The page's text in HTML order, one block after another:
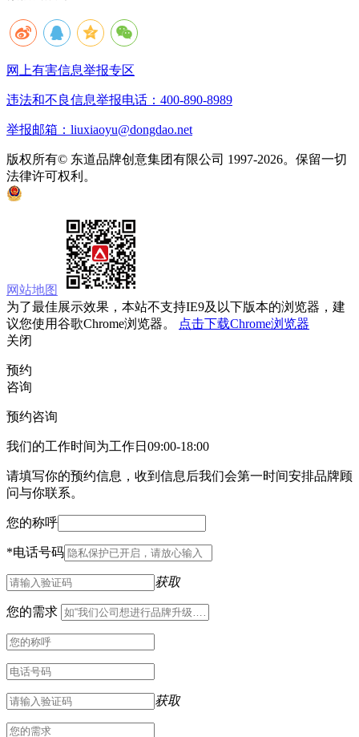
网上有害信息举报专区
违法和不良信息举报电话：400-890-8989
举报邮箱：liuxiaoyu@dongdao.net
版权所有© 东道品牌创意集团有限公司 1997-2026。保留一切
法律许可权利。
网站地图
为了最佳展示效果，本站不支持IE9及以下版本的浏览器，建
议您使用谷歌Chrome浏览器。
点击下载Chrome浏览器
关闭
预约
咨询
预约咨询
我们的工作时间为工作日09:00-18:00
请填写你的预约信息，收到信息后我们会第一时间安排品牌顾
问与你联系。
您的称呼
*电话号码
获取
您的需求
获取